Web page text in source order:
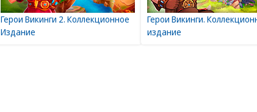
Герои Викинги 2. Коллекционное
Издание
Герои Викинги.
издание